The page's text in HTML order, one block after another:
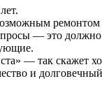
— это
— так скажет
и